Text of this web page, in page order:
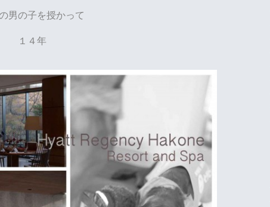
男の子を授かって
１４年